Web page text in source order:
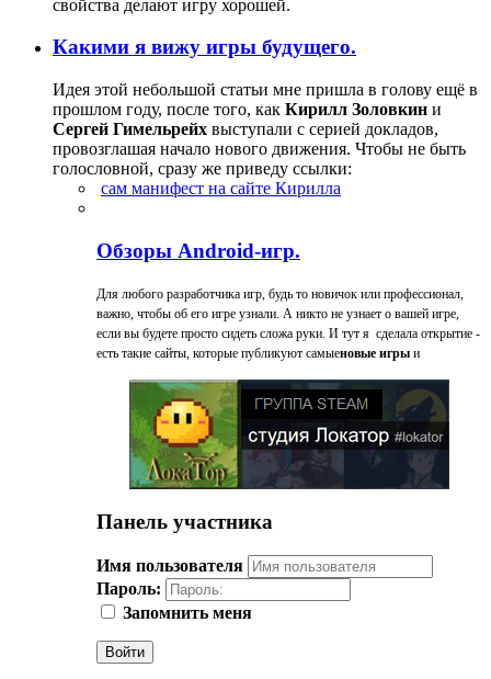
свойства делают игру хорошей.
Какими я вижу игры будущего.
Идея этой небольшой статьи мне пришла в голову ещё в
прошлом году, после того, как Кирилл Золовкин и
Сергей Гимельрейх выступали с серией докладов,
провозглашая начало нового движения. Чтобы не быть
голословной, сразу же приведу ссылки:
сам манифест на сайте Кирилла
Обзоры Android-игр.
Для любого разработчика игр, будь то новичок или профессионал,
важно, чтобы об его игре узнали. А никто не узнает о вашей игре,
если вы будете просто сидеть сложа руки. И тут я сделала открытие -
есть такие сайты, которые публикуют самыеновые игры и
Панель участника
Имя пользователя
Пароль:
Запомнить меня
Войти